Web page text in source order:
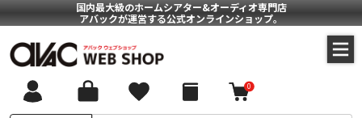
国内最大級のホームシアター&オーディオ専門店
アバックが運営する公式オンラインショップ。
0